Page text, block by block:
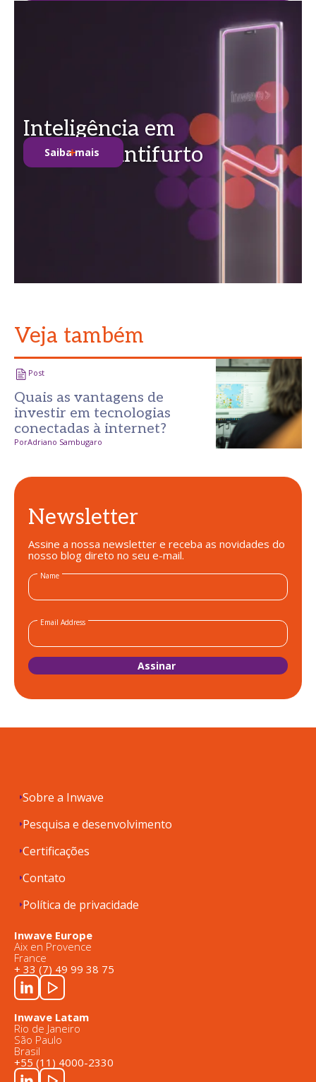
Inteligência em
soluções antifurto
Saiba mais
Veja também
Post
Quais as vantagens de
investir em tecnologias
conectadas à internet?
PorAdriano Sambugaro
Newsletter
Assine a nossa newsletter e receba as novidades do
nosso blog direto no seu e-mail.
Name
Email Address
Sobre a Inwave
Pesquisa e desenvolvimento
Certificações
Contato
Política de privacidade
Inwave Europe
Aix en Provence
France
+ 33 (7) 49 99 38 75
Inwave Latam
Rio de Janeiro
São Paulo
Brasil
+55 (11) 4000-2330